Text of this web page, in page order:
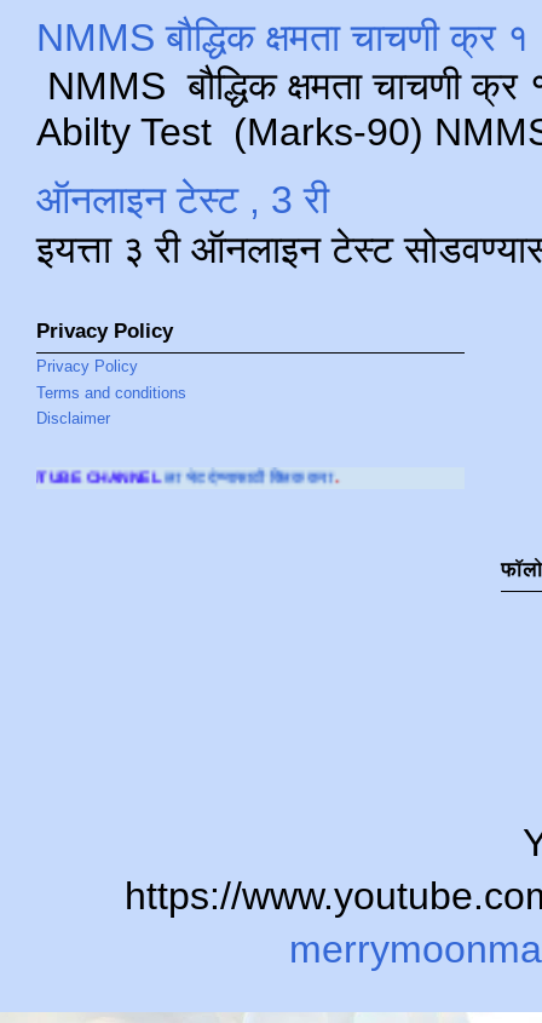
NMMS बौद्धिक क्षमता चाचणी क्र
NMMS बौद्धिक क्षमता चाचणी
Abilty Test (Marks-90) NMMS
ऑनलाइन टेस्ट , 3 री
इयत्ता ३ री ऑनलाइन टेस्ट
Privacy Policy
Privacy Policy
Terms and conditions
Disclaimer
भेट देण्यासाठी क्लिक करा.
https://